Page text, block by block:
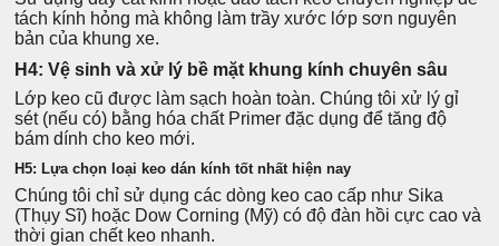
tách kính hỏng mà không làm trầy xước lớp sơn nguyên
bản của khung xe.
H4: Vệ sinh và xử lý bề mặt khung kính chuyên sâu
Lớp keo cũ được làm sạch hoàn toàn. Chúng tôi xử lý gỉ
sét (nếu có) bằng hóa chất Primer đặc dụng để tăng độ
bám dính cho keo mới.
H5: Lựa chọn loại keo dán kính tốt nhất hiện nay
Chúng tôi chỉ sử dụng các dòng keo cao cấp như Sika
(Thụy Sĩ) hoặc Dow Corning (Mỹ) có độ đàn hồi cực cao và
thời gian chết keo nhanh.